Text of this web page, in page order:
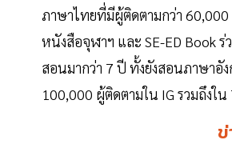
ภาษาไทยที่มีผู้ติดตามกว่า
หนังสือจุฬาฯ และ SE-ED Book
สอนมากว่า 7 ปี ทั้งยังสอนภาษาอั
100,000 ผู้ติดตามใน IG รวมถึงใ